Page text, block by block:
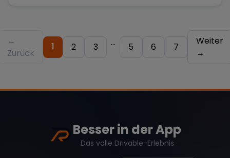
←
Zurück
1 2 3 ... 5 6 7
Weiter
→
Besser in der App
Das volle Drivable-Erlebnis